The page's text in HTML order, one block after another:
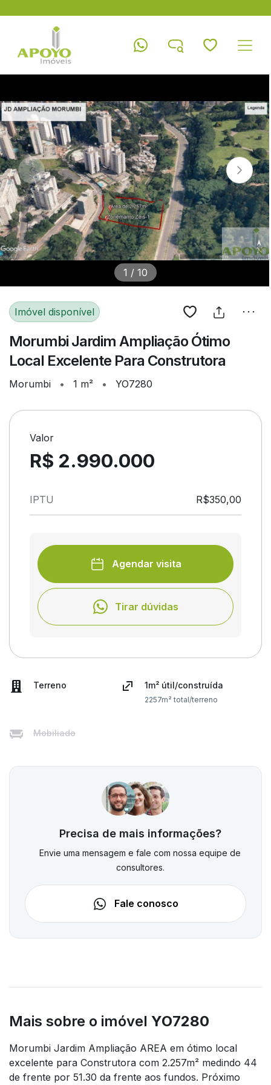
1 / 10
Imóvel disponível
Morumbi Jardim Ampliação Ótimo
Local Excelente Para Construtora
Morumbi • 1 m² • YO7280
Valor
R$ 2.990.000
IPTU R$350,00
Agendar visita
Tirar dúvidas
Terreno 1m² útil/construída
2257m² total/terreno
Mobiliado
Precisa de mais informações?
Envie uma mensagem e fale com nossa equipe de
consultores.
Fale conosco
Mais sobre o imóvel YO7280
Morumbi Jardim Ampliação AREA em ótimo local
excelente para Construtora com 2.257m² medindo 44
de frente por 51.30 da frente aos fundos. Próximo